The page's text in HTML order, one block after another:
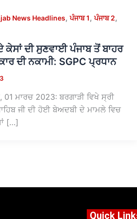
News Headlines,ਪੰਜਾਬ 1,ਪੰਜਾਬ 2,
ਕੇਸਾਂ ਦੀ ਸੁਣਵਾਈ ਪੰਜਾਬ ਤੋਂ ਬਾਹਰ
ਦੀ ਨਕਾਮੀ: SGPC ਪ੍ਰਧਾਨ
ਮਾਰਚ 2023: ਬਰਗਾੜੀ ਵਿਖੇ ਸ੍ਰੀ
ਜੀ ਦੀ ਹੋਈ ਬੇਅਦਬੀ ਦੇ ਮਾਮਲੇ ਵਿਚ
[…]
Quick